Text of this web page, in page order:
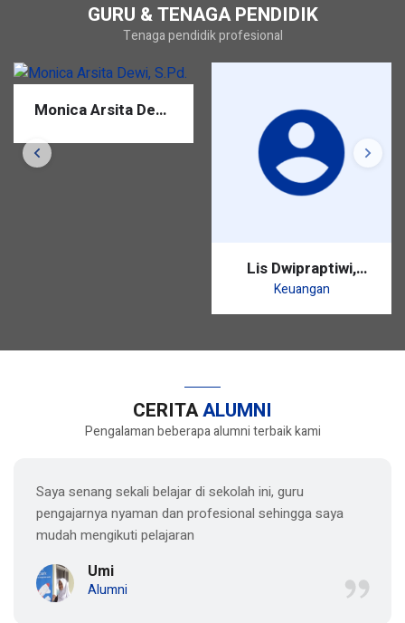
GURU & TENAGA PENDIDIK
Tenaga pendidik profesional
Monica Arsita Dewi,
Lis Dwipraptiwi,
S.Pd.
Keuangan
CERITAALUMNI
Pengalaman beberapa alumni terbaik kami
Saya senang sekali belajar di sekolah ini, guru
pengajarnya nyaman dan profesional sehingga saya
mudah mengikuti pelajaran
Umi
Alumni